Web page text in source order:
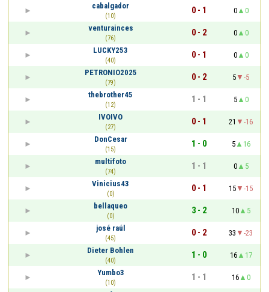
cabalgador
(10)
0 - 1 0
0
venturainces
(76)
0 - 2 0
0
LUCKY253
(40)
0 - 1 0
0
PETRONIO2025
(79)
0 - 2 5
-5
thebrother45
(12)
1 - 1 5
0
IVOIVO
(27)
0 - 1 21
-16
DonCesar
(15)
1 - 0 5
16
multifoto
(74)
1 - 1 0
5
Vinicius43
(0)
0 - 1 15
-15
bellaqueo
(0)
3 - 2 10
5
josé raúl
(45)
0 - 2 33
-23
Dieter Bohlen
(40)
1 - 0 16
17
Yumbo3
(10)
1 - 1 16
0